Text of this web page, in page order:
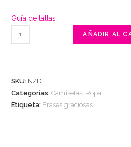
Guía de tallas
Am
I
cantidad
AÑADIR AL
SKU: N/D
Categorías:Camisetas, Ropa
Etiqueta: Frases graciosas